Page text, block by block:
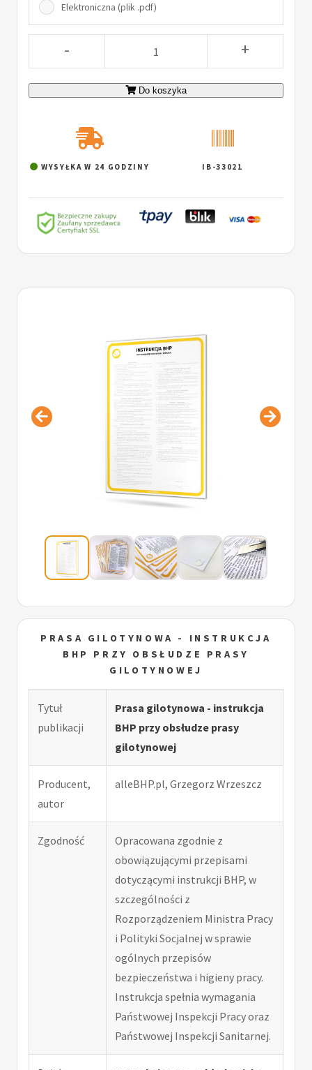
PRASA GILOTYNOWA - INSTRUKCJA
BHP PRZY OBSŁUDZE PRASY
GILOTYNOWEJ
Tytuł
publikacji
Prasa gilotynowa - instrukcja
BHP przy obsłudze prasy
gilotynowej
Producent,
autor
alleBHP.pl, Grzegorz Wrzeszcz
Zgodność
Opracowana zgodnie z
obowiązującymi przepisami
dotyczącymi instrukcji BHP, w
szczególności z
Rozporządzeniem Ministra Pracy
i Polityki Socjalnej w sprawie
ogólnych przepisów
bezpieczeństwa i higieny pracy.
Instrukcja spełnia wymagania
Państwowej Inspekcji Pracy oraz
Państwowej Inspekcji Sanitarnej.
Elektroniczna (plik .pdf)
- +
Do koszyka
WYSYŁKA W 24 GODZINY IB-33021